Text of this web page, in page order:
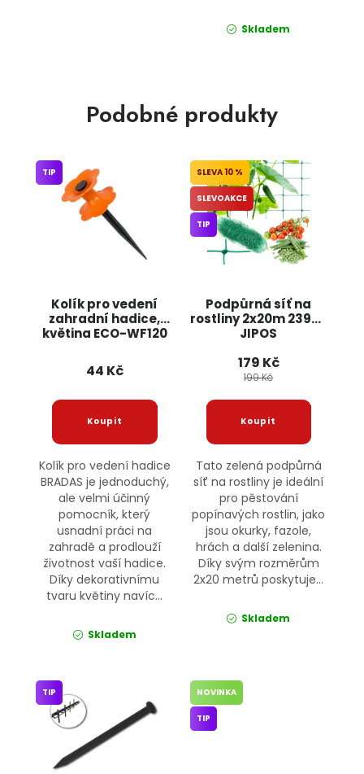
Skladem
Podobné produkty
Kolík pro vedení
zahradní hadice,
květina ECO-WF120
TIP
44 Kč
Kolík pro vedení hadice
BRADAS je jednoduchý,
ale velmi účinný
pomocník, který
usnadní práci na
zahradě a prodlouží
životnost vaší hadice.
Díky dekorativnímu
tvaru květiny navíc...
Skladem
Podpůrná síť na
rostliny 2x20m 23980
JIPOS
10 %
SLEVOAKCE
TIP
179 Kč
199 Kč
Tato zelená podpůrná
síť na rostliny je ideální
pro pěstování
popínavých rostlin, jako
jsou okurky, fazole,
hrách a další zelenina.
Díky svým rozměrům
2x20 metrů poskytuje...
Skladem
TIP NOVINKA
TIP